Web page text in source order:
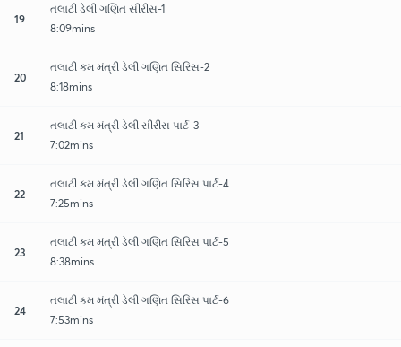
19
તલાટી ડેલી ગણિત સીરીસ-1
8:09mins
20
તલાટી કમ મંત્રી ડેલી ગણિત સિરિસ-2
8:18mins
21
તલાટી કમ મંત્રી ડેલી સીરીસ પાર્ટ-3
7:02mins
22
તલાટી કમ મંત્રી ડેલી ગણિત સિરિસ પાર્ટ-4
7:25mins
23
તલાટી કમ મંત્રી ડેલી ગણિત સિરિસ પાર્ટ-5
8:38mins
24
તલાટી કમ મંત્રી ડેલી ગણિત સિરિસ પાર્ટ-6
7:53mins